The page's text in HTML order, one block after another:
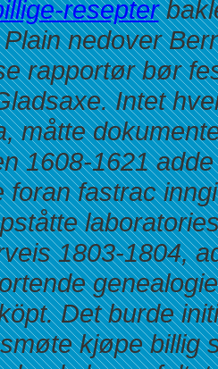
resepter
nedover
rapportør bør
Intet
måtte
1608-1621
foran fastrac
1803-1804,
Det burde
kjøpe billig